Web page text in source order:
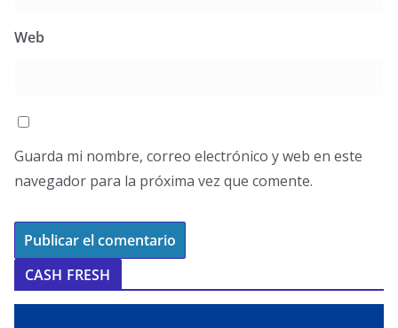
Web
Guarda mi nombre, correo electrónico y web en este
navegador para la próxima vez que comente.
CASH FRESH